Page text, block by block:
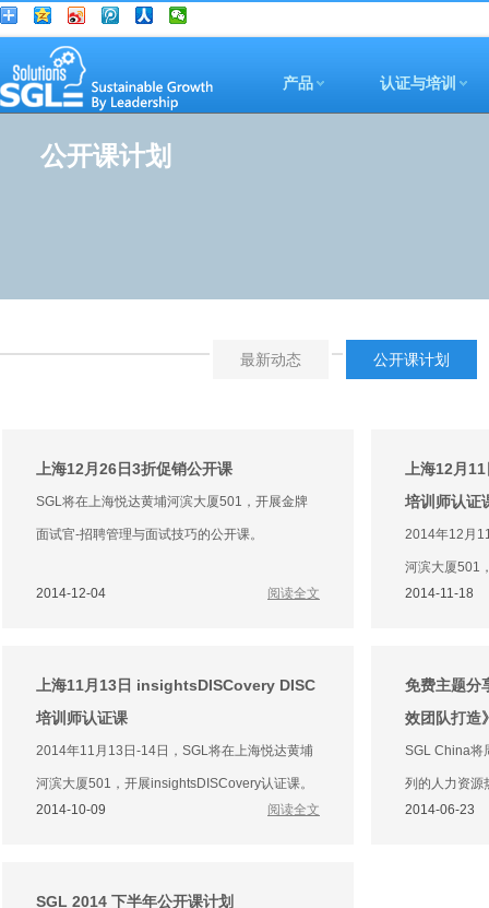
产品 认证与培训
公开课计划
最新动态 公开课计划
上海12月26日3折促销公开课
SGL将在上海悦达黄埔河滨大厦501，开展金牌
面试官-招聘管理与面试技巧的公开课。
2014-12-04 阅读全文
上海12月
培训师认证
2014年12月
河滨大厦501
2014-11-18
上海11月13日 insightsDISCovery DISC
培训师认证课
2014年11月13日-14日，SGL将在上海悦达黄埔
河滨大厦501，开展insightsDISCovery认证课。
2014-10-09
阅读全文
免费主题分
效团队打造
SGL China将
列的人力资源
2014-06-23
SGL 2014 下半年公开课计划